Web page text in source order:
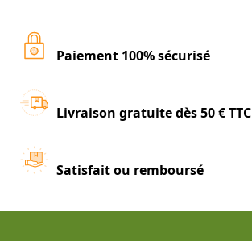
Paiement 100% sécurisé
Livraison gratuite dès 50 € TTC
Satisfait ou remboursé